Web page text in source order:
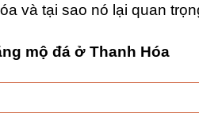
và tại sao nó lại quan
mộ đá ở Thanh Hóa